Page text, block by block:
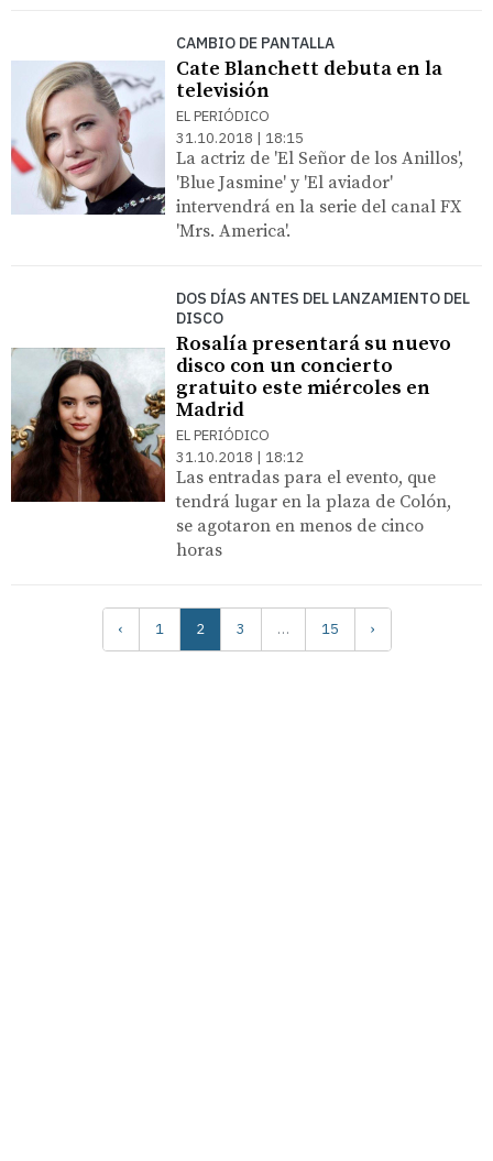
CAMBIO DE PANTALLA
Cate Blanchett debuta en la
televisión
EL PERIÓDICO
31.10.2018 | 18:15
La actriz de 'El Señor de los Anillos',
'Blue Jasmine' y 'El aviador'
intervendrá en la serie del canal FX
'Mrs. America'.
DOS DÍAS ANTES DEL LANZAMIENTO DEL
DISCO
Rosalía presentará su nuevo
disco con un concierto
gratuito este miércoles en
Madrid
EL PERIÓDICO
31.10.2018 | 18:12
Las entradas para el evento, que
tendrá lugar en la plaza de Colón,
se agotaron en menos de cinco
horas
‹ 1 2 3 … 15 ›